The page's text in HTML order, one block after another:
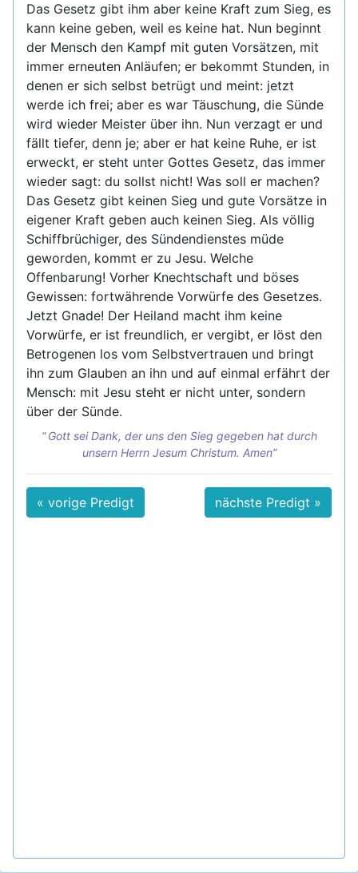
Das Gesetz gibt ihm aber keine Kraft zum Sieg, es
kann keine geben, weil es keine hat. Nun beginnt
der Mensch den Kampf mit guten Vorsätzen, mit
immer erneuten Anläufen; er bekommt Stunden, in
denen er sich selbst betrügt und meint: jetzt
werde ich frei; aber es war Täuschung, die Sünde
wird wieder Meister über ihn. Nun verzagt er und
fällt tiefer, denn je; aber er hat keine Ruhe, er ist
erweckt, er steht unter Gottes Gesetz, das immer
wieder sagt: du sollst nicht! Was soll er machen?
Das Gesetz gibt keinen Sieg und gute Vorsätze in
eigener Kraft geben auch keinen Sieg. Als völlig
Schiffbrüchiger, des Sündendienstes müde
geworden, kommt er zu Jesu. Welche
Offenbarung! Vorher Knechtschaft und böses
Gewissen: fortwährende Vorwürfe des Gesetzes.
Jetzt Gnade! Der Heiland macht ihm keine
Vorwürfe, er ist freundlich, er vergibt, er löst den
Betrogenen los vom Selbstvertrauen und bringt
ihn zum Glauben an ihn und auf einmal erfährt der
Mensch: mit Jesu steht er nicht unter, sondern
über der Sünde.
Gott sei Dank, der uns den Sieg gegeben hat durch
unsern Herrn Jesum Christum. Amen
« vorige Predigt nächste Predigt »